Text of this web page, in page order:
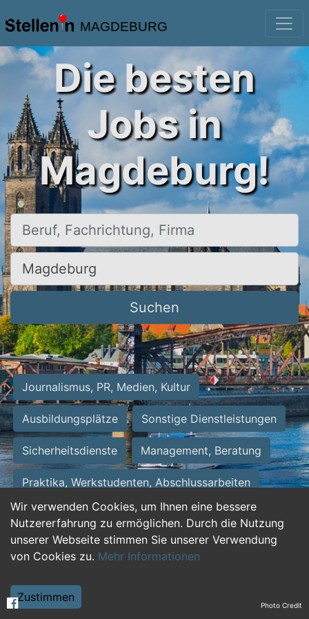
MAGDEBURG
Wir verwenden Cookies, um Ihnen eine bessere
Nutzererfahrung zu ermöglichen. Durch die Nutzung
unserer Webseite stimmen Sie unserer Verwendung
von Cookies zu. Mehr Informationen
Zustimmen
Die besten
Jobs in
Magdeburg!
Beruf, Fachrichtung, Firma
Ort, Stadt
Suchen
Journalismus, PR, Medien, Kultur
Ausbildungsplätze Sonstige Dienstleistungen
Sicherheitsdienste Management, Beratung
Praktika, Werkstudenten, Abschlussarbeiten
Personalwesen Assistenz, Sekretariat
Hilfskräfte, Aushilfs- und Nebenjobs
Weiterbildung, Studium, duale Ausbildung Photo Credit